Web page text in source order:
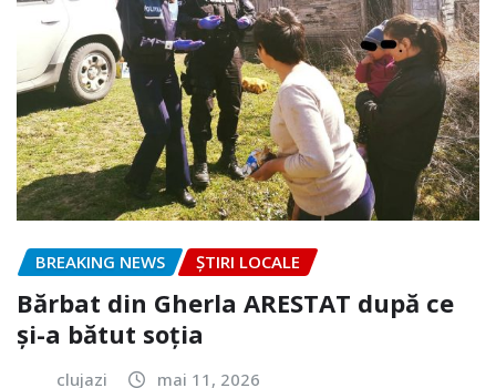
BREAKING NEWS ȘTIRI LOCALE
Bărbat din Gherla ARESTAT după ce
și-a bătut soția
clujazi mai 11, 2026